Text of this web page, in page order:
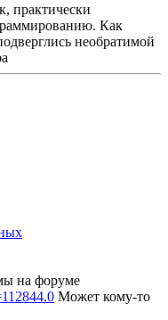
практически
Как
необратимой
на форуме
Может кому-то